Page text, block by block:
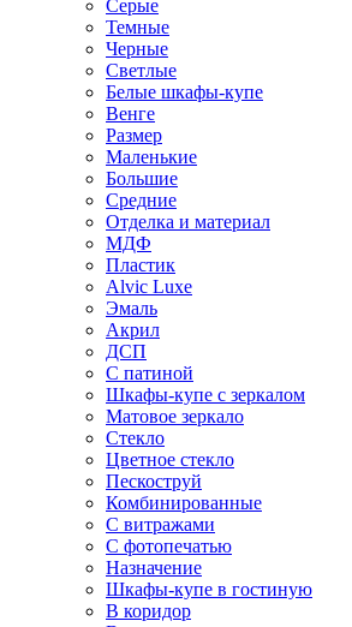
Серые
Темные
Черные
Светлые
Белые шкафы-купе
Венге
Размер
Маленькие
Большие
Средние
Отделка и материал
МДФ
Пластик
Alvic Luxe
Эмаль
Акрил
ДСП
С патиной
Шкафы-купе с зеркалом
Матовое зеркало
Стекло
Цветное стекло
Пескоструй
Комбинированные
С витражами
С фотопечатью
Назначение
Шкафы-купе в гостиную
В коридор